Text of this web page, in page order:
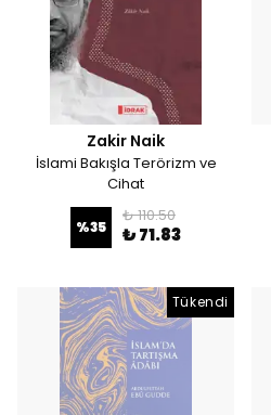
Zakir Naik
İslami Bakışla Terörizm ve
Cihat
%35
₺ 110.50
₺ 71.83
Tükendi